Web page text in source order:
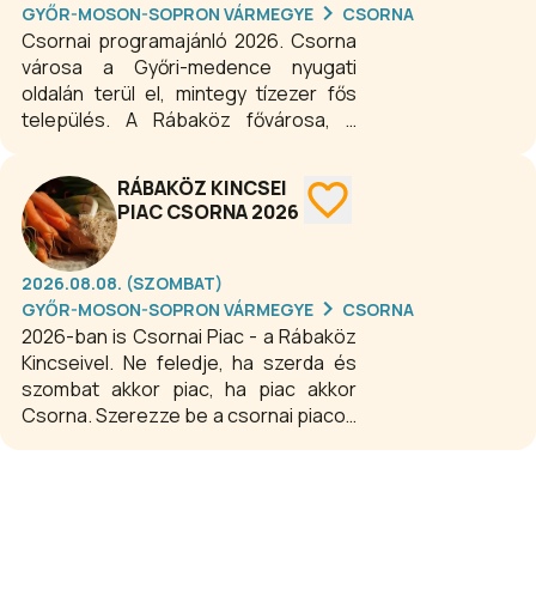
GYŐR-MOSON-SOPRON VÁRMEGYE
CSORNA
Csornai programajánló 2026. Csorna
városa a Győri-medence nyugati
oldalán terül el, mintegy tízezer fős
település. A Rábaköz fővárosa, a
már az őskortól lakott település, járási
székhely. A városban népszerű
termálfürdő és kemping üzemel. A
város kiemelt eseményei, rendszeres
programjai. Ajánló.
RÁBAKÖZ KINCSEI
PIAC CSORNA 2026
2026.08.08. (SZOMBAT)
GYŐR-MOSON-SOPRON VÁRMEGYE
CSORNA
2026-ban is Csornai Piac - a Rábaköz
Kincseivel. Ne feledje, ha szerda és
szombat akkor piac, ha piac akkor
Csorna. Szerezze be a csornai piacon